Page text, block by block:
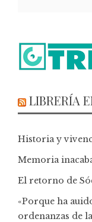
LIBRERÍA
Historia y
Memoria
El retorno de
«Porque ha
ordenanzas de